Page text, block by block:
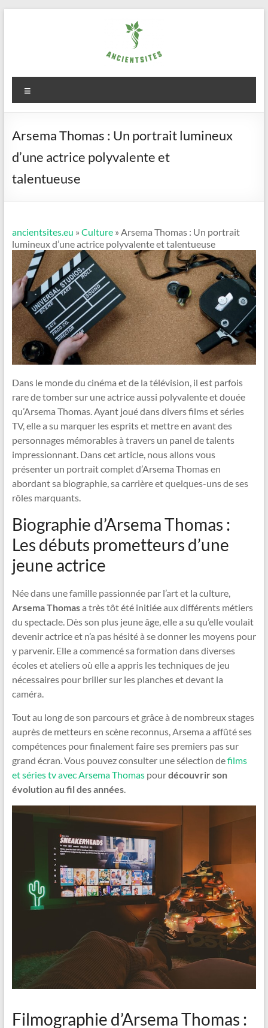
ancientsites.eu
Arsema Thomas : Un portrait lumineux
d’une actrice polyvalente et
talentueuse
ancientsites.eu » Culture» Arsema Thomas : Un portrait
lumineux d’une actrice polyvalente et talentueuse
Dans le monde du cinéma et de la télévision, il est parfois
rare de tomber sur une actrice aussi polyvalente et douée
qu’Arsema Thomas. Ayant joué dans divers films et séries
TV, elle a su marquer les esprits et mettre en avant des
personnages mémorables à travers un panel de talents
impressionnant. Dans cet article, nous allons vous
présenter un portrait complet d’Arsema Thomas en
abordant sa biographie, sa carrière et quelques-uns de ses
rôles marquants.
Biographie d’Arsema Thomas :
Les débuts prometteurs d’une
jeune actrice
Née dans une famille passionnée par l’art et la culture,
Arsema Thomasa très tôt été initiée aux différents métiers
du spectacle. Dès son plus jeune âge, elle a su qu’elle voulait
devenir actrice et n’a pas hésité à se donner les moyens pour
y parvenir. Elle a commencé sa formation dans diverses
écoles et ateliers où elle a appris les techniques de jeu
nécessaires pour briller sur les planches et devant la
caméra.
Tout au long de son parcours et grâce à de nombreux stages
auprès de metteurs en scène reconnus, Arsema a affûté ses
compétences pour finalement faire ses premiers pas sur
grand écran. Vous pouvez consulter une sélection defilms
et séries tv avec Arsema Thomaspourdécouvrir son
évolution au fil des années.
Filmographie d’Arsema Thomas :